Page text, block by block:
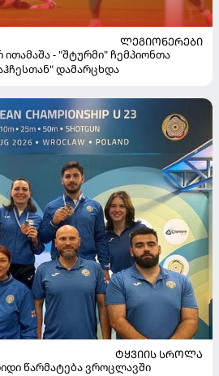
ᲚᲔᲒᲘᲝᲜᲔᲠᲔᲑᲘ
- "შტურმი" ჩემპიონთა
დამარცხდა
ᲢᲧᲕᲘᲘᲡ ᲡᲠᲝᲚᲐ
წარმატება ვროცლავში